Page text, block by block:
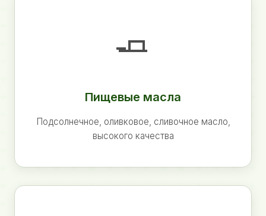
🧈
Пищевые масла
Подсолнечное, оливковое, сливочное масло,
высокого качества